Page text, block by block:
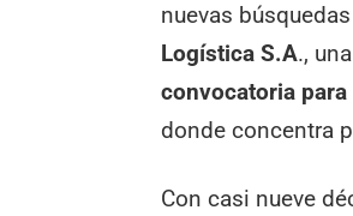
nuevas
Logística S.A.,
convocatoria
donde concentra
Con casi nueve